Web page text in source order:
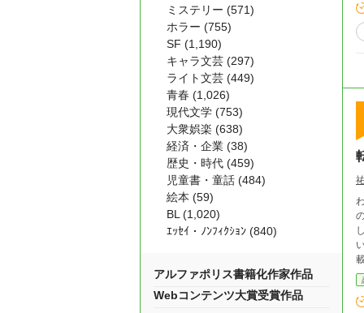
い。 彼らはどこからどう見ても、
ミステリー (571)
ホラー (755)
SF (1,190)
キャラ文芸 (297)
ライト文芸 (449)
青春 (1,026)
現代文学 (753)
大衆娯楽 (638)
経済・企業 (38)
歴史・時代 (459)
児童書・童話 (484)
絵本 (59)
BL (1,020)
ｴｯｾｲ・ﾉﾝﾌｨｸｼｮﾝ (840)
アルファポリス書籍化作家作品
Webコンテンツ大賞受賞作品